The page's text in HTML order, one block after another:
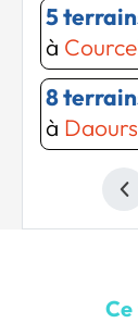
5
à
8
à